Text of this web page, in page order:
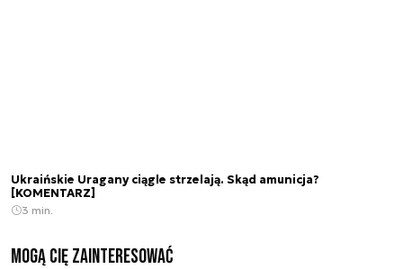
Ukraińskie Uragany ciągle strzelają. Skąd amunicja?
[KOMENTARZ]
3 min.
Mogą Cię zainteresować